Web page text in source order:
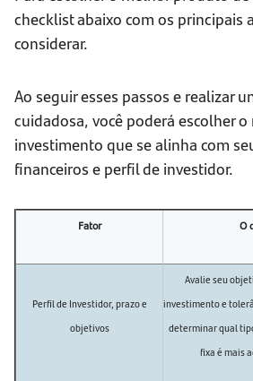
checklist abaixo com os principais
considerar.
Ao seguir esses passos e realizar
cuidadosa, você poderá escolher
investimento que se alinha com
financeiros e perfil de investidor.
Fator O
Perfil de Investidor, prazo e
objetivos
Avalie seu
investimento e
determinar qual
fixa é mais